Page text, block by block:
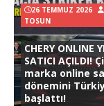
26 TEMMUZ 2026
TOSUN
CHERY ONLINE
SATICI AÇILDI!
marka online
dönemini
başlattı!